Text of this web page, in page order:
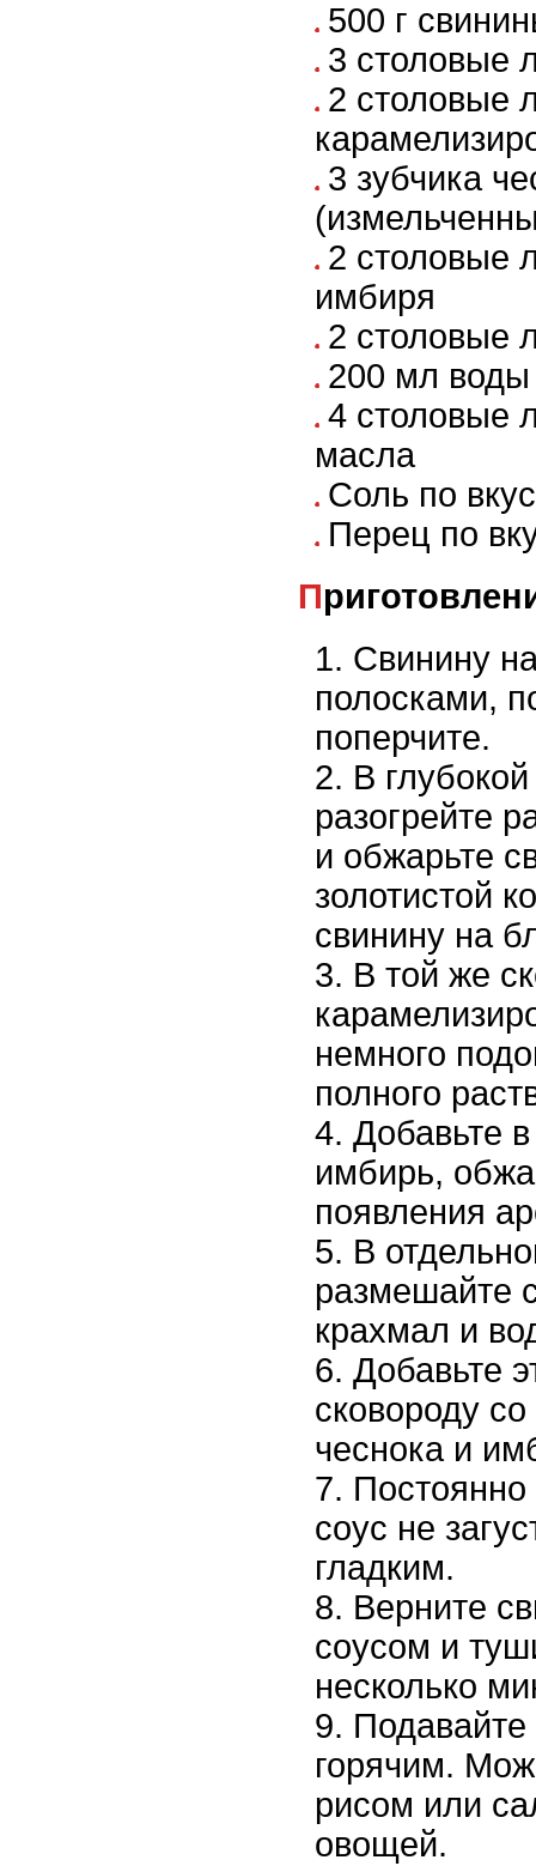
500 г
3 столовые
2 столовые
3 зубчика
2 столовые
имбиря
2 столовые
200 мл воды
4 столовые
масла
Соль по
Перец по
Свинину
полосками,
поперчите.
В
разогрейте
и обжарьте
золотистой
свинину на
В той же
немного
полного
Добавьте
имбирь,
появления
В
размешайте
крахмал и
Добавьте
сковороду
чеснока и
соус не
гладким.
Верните
соусом и
несколько
Подавайте
горячим.
рисом или
овощей.